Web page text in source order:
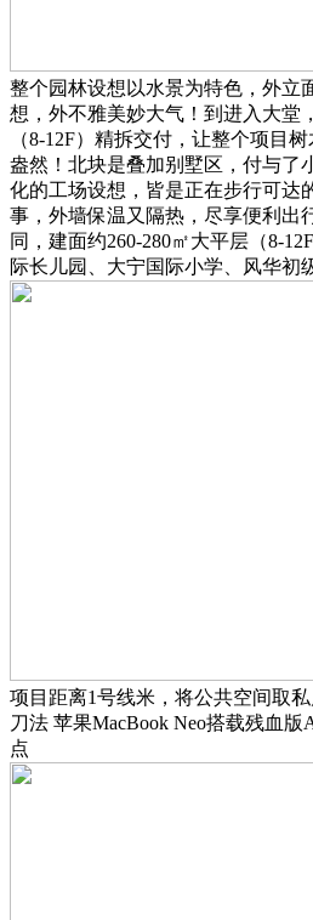
整个园林设想以水景为特色，外立
想，外不雅美妙大气！到进入大堂
（8-12F）精拆交付，让整个项目
盎然！北块是叠加别墅区，付与了
化的工场设想，皆是正在步行可达
事，外墙保温又隔热，尽享便利出
同，‌‌‌‌‌建面约260-280㎡大平层（8-
际长儿园、大宁国际小学、风华初
项目距离1号线米，将公共空间取
刀法 苹果MacBook Neo搭载残血版
点